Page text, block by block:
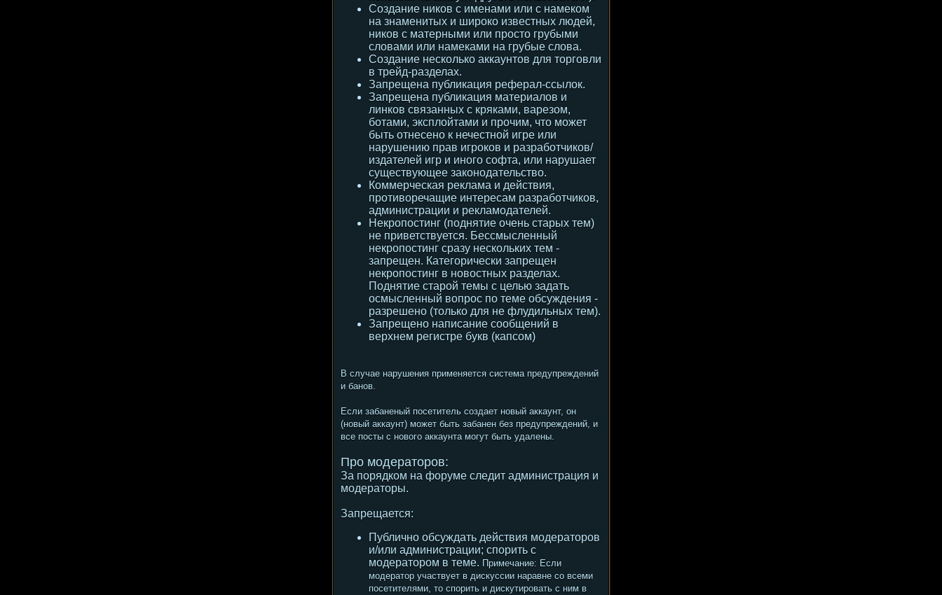
Создание ников с именами или с намеком
на знаменитых и широко известных людей,
ников с матерными или просто грубыми
словами или намеками на грубые слова.
Создание несколько аккаунтов для торговли
в трейд-разделах.
Запрещена публикация реферал-ссылок.
Запрещена публикация материалов и
линков связанных с кряками, варезом,
ботами, эксплойтами и прочим, что может
быть отнесено к нечестной игре или
нарушению прав игроков и разработчиков/
издателей игр и иного софта, или нарушает
существующее законодательство.
Коммерческая реклама и действия,
противоречащие интересам разработчиков,
администрации и рекламодателей.
Некропостинг (поднятие очень старых тем)
не приветствуется. Бессмысленный
некропостинг сразу нескольких тем -
запрещен. Категорически запрещен
некропостинг в новостных разделах.
Поднятие старой темы с целью задать
осмысленный вопрос по теме обсуждения -
разрешено (только для не флудильных тем).
Запрещено написание сообщений в
верхнем регистре букв (капсом)
В случае нарушения применяется система предупреждений
и банов.
Если забаненый посетитель создает новый аккаунт, он
(новый аккаунт) может быть забанен без предупреждений, и
все посты с нового аккаунта могут быть удалены.
Про модераторов:
За порядком на форуме следит администрация и
модераторы.
Запрещается:
Публично обсуждать действия модераторов
и/или администрации; спорить с
модератором в теме. Примечание: Если
модератор участвует в дискуссии наравне со всеми
посетителями, то спорить и дискутировать с ним в